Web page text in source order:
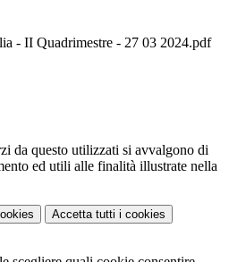
- II Quadrimestre - 27 03 2024.pdf
da questo utilizzati si avvalgono di
ed utili alle finalità illustrate nella
Accetta tutti i cookies